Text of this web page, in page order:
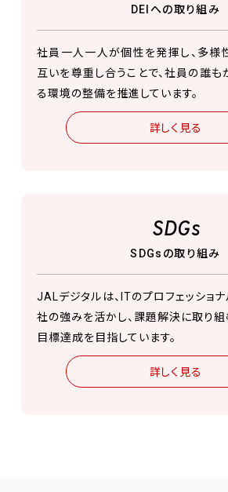
DEIへの取り組み
社員一人一人が個性を発揮し、多様
互いを尊重し合うことで、社員の誰
る環境の整備を推進しています。
詳しく見る
SDGs
SDGsの取り組み
JALデジタルは、ITのプロフェッショ
社の強みを活かし、課題解決に取り組
目標達成を目指しています。
詳しく見る